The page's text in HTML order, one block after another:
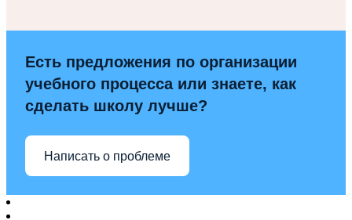
Есть предложения по организации
учебного процесса или знаете, как
сделать школу лучше?
Написать о проблеме